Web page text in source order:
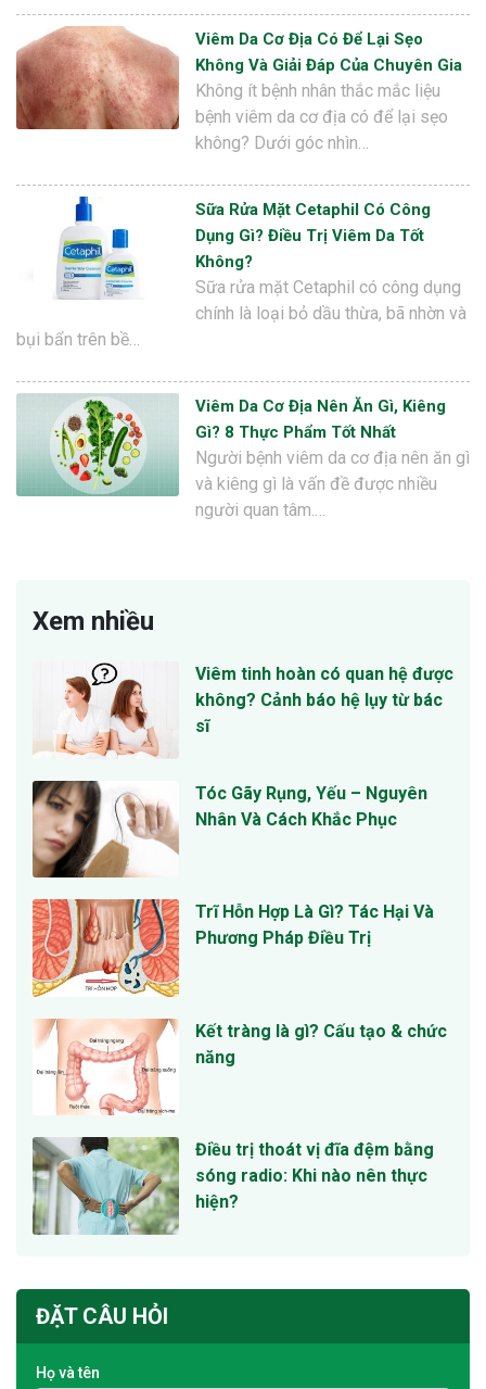
Viêm Da Cơ Địa Có Để Lại Sẹo
Không Và Giải Đáp Của Chuyên Gia
Không ít bệnh nhân thắc mắc liệu
bệnh viêm da cơ địa có để lại sẹo
không? Dưới góc nhìn…
Sữa Rửa Mặt Cetaphil Có Công
Dụng Gì? Điều Trị Viêm Da Tốt
Không?
Sữa rửa mặt Cetaphil có công dụng
chính là loại bỏ dầu thừa, bã nhờn và
bụi bẩn trên bề…
Viêm Da Cơ Địa Nên Ăn Gì, Kiêng
Gì? 8 Thực Phẩm Tốt Nhất
Người bệnh viêm da cơ địa nên ăn gì
và kiêng gì là vấn đề được nhiều
người quan tâm.…
Xem nhiều
Viêm tinh hoàn có quan hệ được
không? Cảnh báo hệ lụy từ bác
sĩ
Tóc Gãy Rụng, Yếu – Nguyên
Nhân Và Cách Khắc Phục
Trĩ Hỗn Hợp Là Gì? Tác Hại Và
Phương Pháp Điều Trị
Kết tràng là gì? Cấu tạo & chức
năng
Điều trị thoát vị đĩa đệm bằng
sóng radio: Khi nào nên thực
hiện?
ĐẶT CÂU HỎI
Họ và tên